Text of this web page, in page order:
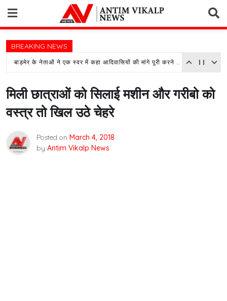
content
BREAKING NEWS
बाड़मेर के नेताओं ने एक स्वर में कहा आदिवासियों की मांगे पूरी करने के लिए हमारे दरवाजे रहेंगे सदा खुले
मिली छात्राओं को सिलाई मशीन और गरीबो को
वस्त्र तो खिल उठे चेहरे
Posted on March 4, 2018
by Antim Vikalp News